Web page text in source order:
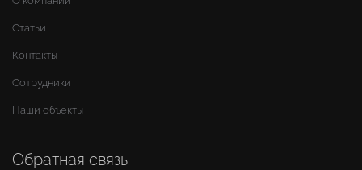
Статьи
Контакты
Сотрудники
Наши объекты
Обратная связь